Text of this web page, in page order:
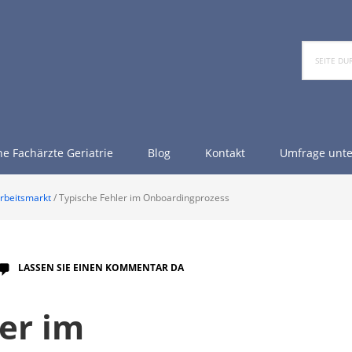
Fachärzte Geriatrie Blog Kontakt Umfrage
/Typische Fehler im Onboardingprozess
LASSEN SIE EINEN KOMMENTAR DA
im